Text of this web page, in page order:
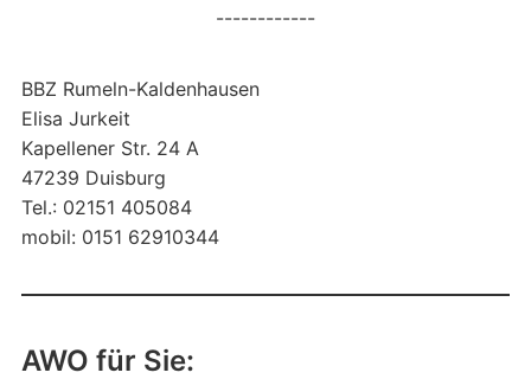
------------
BBZ Rumeln-Kaldenhausen
Elisa Jurkeit
Kapellener Str. 24 A
47239 Duisburg
Tel.: 02151 405084
mobil: 0151 62910344
AWO für Sie: